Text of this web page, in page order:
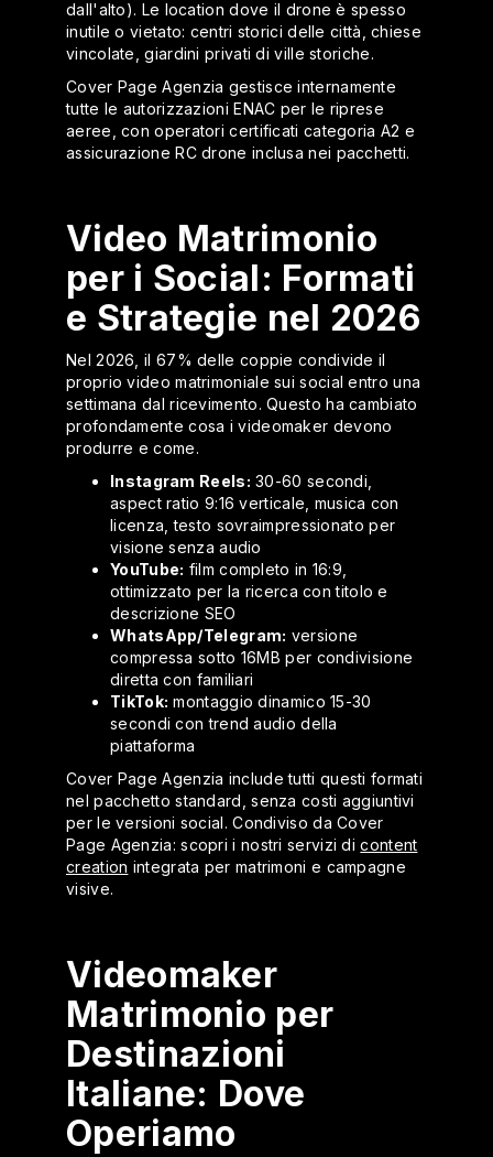
dall'alto). Le location dove il drone è spesso
inutile o vietato: centri storici delle città, chiese
vincolate, giardini privati di ville storiche.
Cover Page Agenzia gestisce internamente
tutte le autorizzazioni ENAC per le riprese
aeree, con operatori certificati categoria A2 e
assicurazione RC drone inclusa nei pacchetti.
Video Matrimonio
per i Social: Formati
e Strategie nel 2026
Nel 2026, il 67% delle coppie condivide il
proprio video matrimoniale sui social entro una
settimana dal ricevimento. Questo ha cambiato
profondamente cosa i videomaker devono
produrre e come.
Instagram Reels: 30-60 secondi,
aspect ratio 9:16 verticale, musica con
licenza, testo sovraimpressionato per
visione senza audio
YouTube: film completo in 16:9,
ottimizzato per la ricerca con titolo e
descrizione SEO
WhatsApp/Telegram: versione
compressa sotto 16MB per condivisione
diretta con familiari
TikTok: montaggio dinamico 15-30
secondi con trend audio della
piattaforma
Cover Page Agenzia include tutti questi formati
nel pacchetto standard, senza costi aggiuntivi
per le versioni social. Condiviso da Cover
Page Agenzia: scopri i nostri servizi dicontent
creation integrata per matrimoni e campagne
visive.
Videomaker
Matrimonio per
Destinazioni
Italiane: Dove
Operiamo